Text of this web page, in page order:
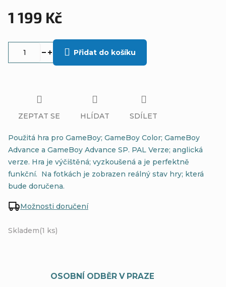
1 199 Kč
Skladem(1 ks)
Možnosti doručení
Přidat do košíku
Použitá hra pro GameBoy; GameBoy Color; GameBoy
Advance a GameBoy Advance SP. PAL Verze; anglická
verze. Hra je výčištěná; vyzkoušená a je perfektně
funkční. Na fotkách je zobrazen reálný stav hry; která
bude doručena.
ZEPTAT SE HLÍDAT SDÍLET
OSOBNÍ ODBĚR V PRAZE